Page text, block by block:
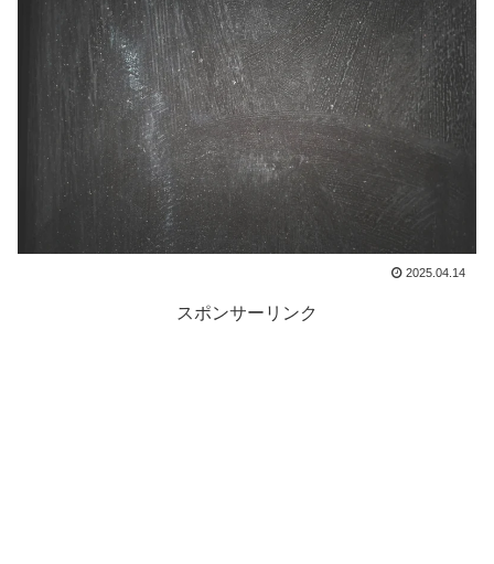
2025.04.14
スポンサーリンク